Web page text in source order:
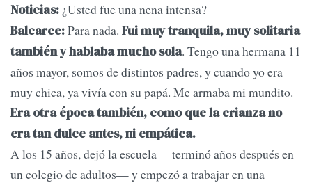
Noticias: ¿Usted fue una nena intensa?
Balcarce:Para nada. Fui muy tranquila, muy solitaria
también y hablaba mucho sola. Tengo una hermana 11
años mayor, somos de distintos padres, y cuando yo era
muy chica, ya vivía con su papá. Me armaba mi mundito.
Era otra época también, como que la crianza no
era tan dulce antes, ni empática.
A los 15 años, dejó la escuela —terminó años después en
un colegio de adultos— y empezó a trabajar en una